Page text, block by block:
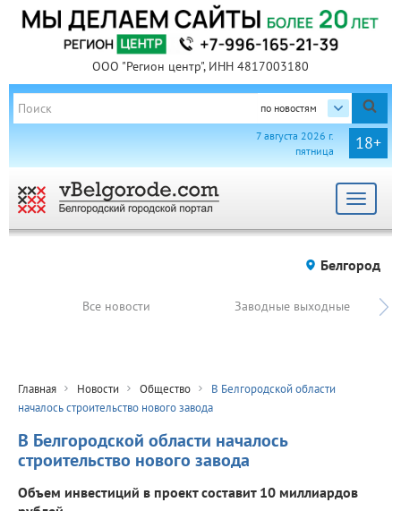
ООО "Регион центр", ИНН 4817003180
по новостям
18+
7 августа 2026 г.
пятница
Toggle
Белгород
Все новости Заводные выходные
Главная Новости Общество
В Белгородской области
началось строительство нового завода
В Белгородской области началось
строительство нового завода
Объем инвестиций в проект составит 10 миллиардов